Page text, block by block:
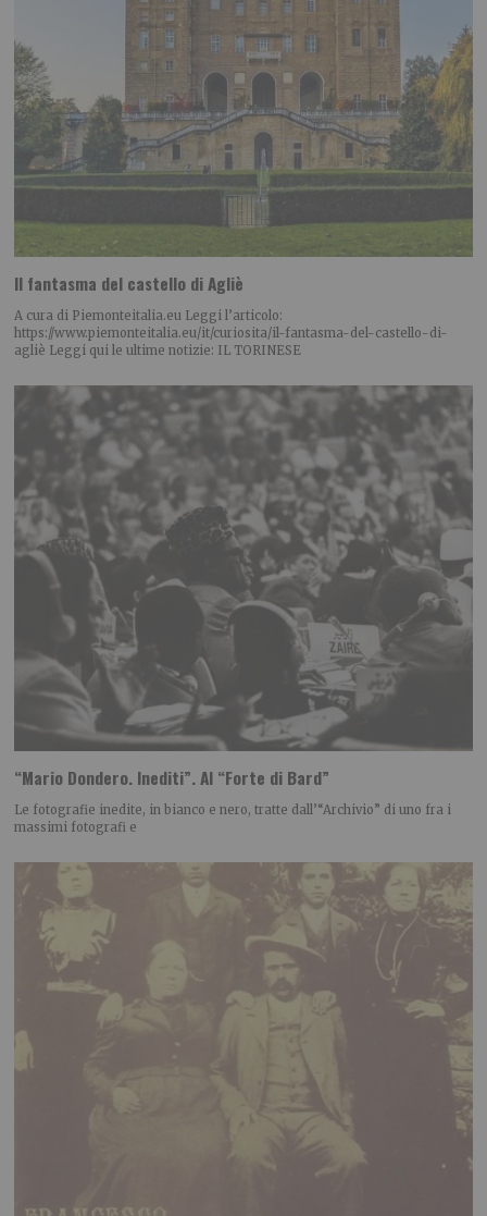
Il fantasma del castello di Agliè
A cura di Piemonteitalia.eu Leggi l’articolo:
https://www.piemonteitalia.eu/it/curiosita/il-fantasma-del-castello-di-
agliè Leggi qui le ultime notizie: IL TORINESE
“Mario Dondero. Inediti”. Al “Forte di Bard”
Le fotografie inedite, in bianco e nero, tratte dall’“Archivio” di uno fra i
massimi fotografi e